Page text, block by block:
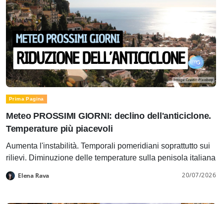
Prima Pagina
Meteo PROSSIMI GIORNI: declino dell'anticiclone.
Temperature più piacevoli
Aumenta l'instabilità. Temporali pomeridiani soprattutto sui
rilievi. Diminuzione delle temperature sulla penisola italiana
Elena Rava 20/07/2026